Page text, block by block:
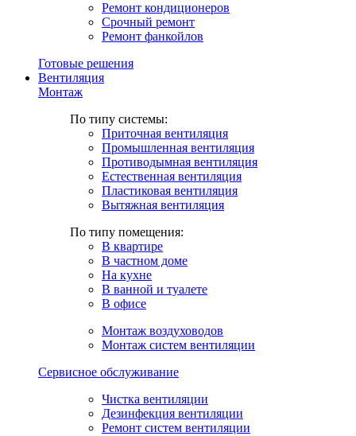
Ремонт кондиционеров
Срочный ремонт
Ремонт фанкойлов
Готовые решения
Вентиляция
Монтаж
По типу системы:
Приточная вентиляция
Промышленная вентиляция
Противодымная вентиляция
Естественная вентиляция
Пластиковая вентиляция
Вытяжная вентиляция
По типу помещения:
В квартире
В частном доме
На кухне
В ванной и туалете
В офисе
Монтаж воздуховодов
Монтаж систем вентиляции
Сервисное обслуживание
Чистка вентиляции
Дезинфекция вентиляции
Ремонт систем вентиляции